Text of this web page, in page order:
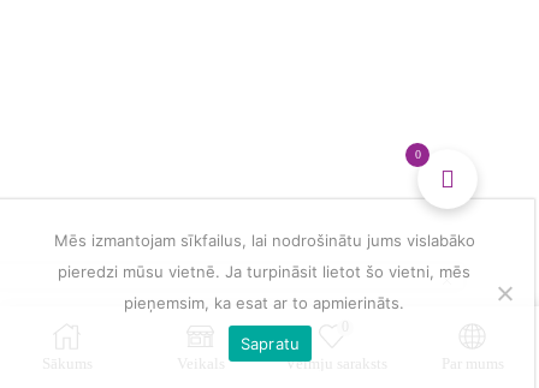
Sākums Veikals Vēlmju saraksts Par mums
0
Mēs izmantojam sīkfailus, lai nodrošinātu jums vislabāko
pieredzi mūsu vietnē. Ja turpināsit lietot šo vietni, mēs
pieņemsim, ka esat ar to apmierināts.
Sapratu